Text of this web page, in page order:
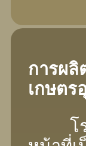
การผลิ
เกษตร
โรง